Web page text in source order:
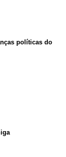
políticas do